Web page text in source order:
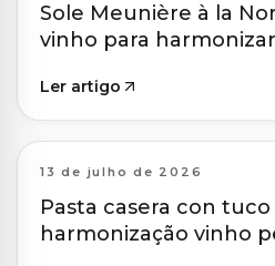
Sole Meunière à la
vinho para harmonizar
Ler artigo
13 de julho de 2026
Pasta casera con
harmonização vinho